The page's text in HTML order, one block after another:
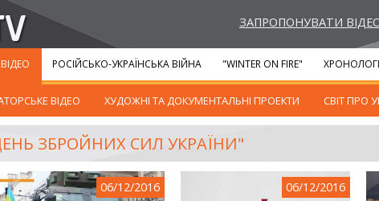
ЗАПРОПОНУВАТИ
ВІДЕО
ВІДЕО ХУДОЖНІ ТА ДОКУМЕНТАЛЬНІ ПРОЕКТИ СВІТ ПРО
РОСІЙСЬКО-УКРАЇНСЬКА ВІЙНА "WINTER ON FIRE"
ЗБРОЙНИХ СИЛ УКРАЇНИ"
06/12/2016 06/12/2016